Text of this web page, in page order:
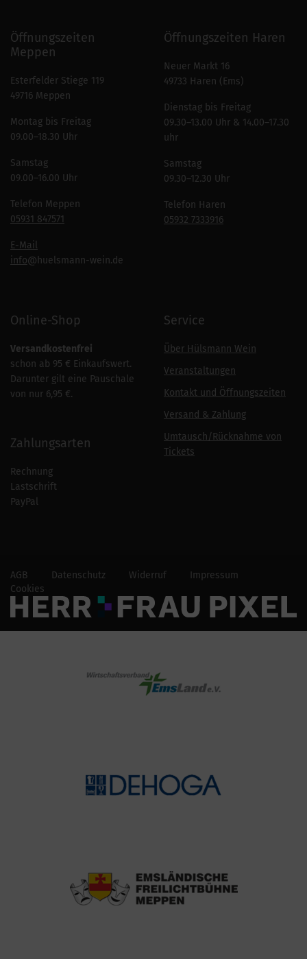
Öffnungszeiten
Meppen
Esterfelder Stiege 119
49716 Meppen
Montag bis Freitag
09.00–18.30 Uhr
Samstag
09.00–16.00 Uhr
Telefon Meppen
05931 847571
E-Mail
info@huelsmann-wein.de
Öffnungszeiten Haren
Neuer Markt 16
49733 Haren (Ems)
Dienstag bis Freitag
09.30–13.00 Uhr & 14.00–17.30
uhr
Samstag
09.30–12.30 Uhr
Telefon Haren
05932 7333916
Online-Shop
Versandkostenfrei
schon ab 95 € Einkaufswert.
Darunter gilt eine Pauschale
von nur 6,95 €.
Zahlungsarten
Rechnung
Lastschrift
PayPal
Service
Über Hülsmann Wein
Veranstaltungen
Kontakt und Öffnungszeiten
Versand & Zahlung
Umtausch/Rücknahme von
Tickets
AGB Datenschutz Widerruf
Impressum
Cookies